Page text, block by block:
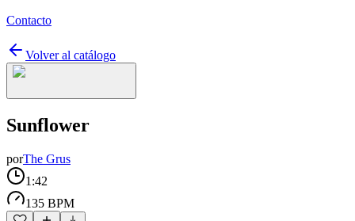
Contacto
Volver al catálogo
Sunflower
porThe Grus
1:42
135 BPM